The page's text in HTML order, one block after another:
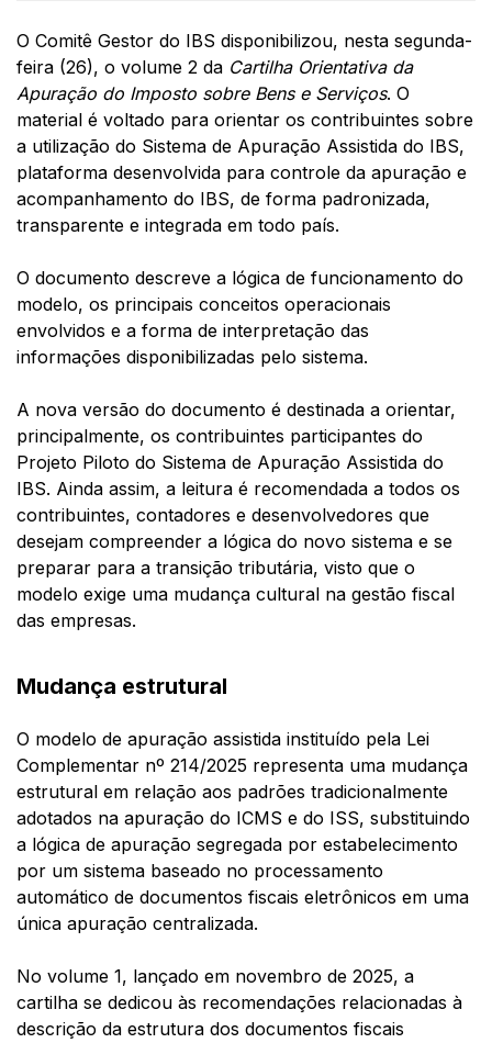
O Comitê Gestor do IBS disponibilizou, nesta segunda-
feira (26), o volume 2 da Cartilha Orientativa da
Apuração do Imposto sobre Bens e Serviços. O
material é voltado para orientar os contribuintes sobre
a utilização do Sistema de Apuração Assistida do IBS,
plataforma desenvolvida para controle da apuração e
acompanhamento do IBS, de forma padronizada,
transparente e integrada em todo país.
O documento descreve a lógica de funcionamento do
modelo, os principais conceitos operacionais
envolvidos e a forma de interpretação das
informações disponibilizadas pelo sistema.
A nova versão do documento é destinada a orientar,
principalmente, os contribuintes participantes do
Projeto Piloto do Sistema de Apuração Assistida do
IBS. Ainda assim, a leitura é recomendada a todos os
contribuintes, contadores e desenvolvedores que
desejam compreender a lógica do novo sistema e se
preparar para a transição tributária, visto que o
modelo exige uma mudança cultural na gestão fiscal
das empresas.
Mudança estrutural
O modelo de apuração assistida instituído pela Lei
Complementar nº 214/2025 representa uma mudança
estrutural em relação aos padrões tradicionalmente
adotados na apuração do ICMS e do ISS, substituindo
a lógica de apuração segregada por estabelecimento
por um sistema baseado no processamento
automático de documentos fiscais eletrônicos em uma
única apuração centralizada.
No volume 1, lançado em novembro de 2025, a
cartilha se dedicou às recomendações relacionadas à
descrição da estrutura dos documentos fiscais